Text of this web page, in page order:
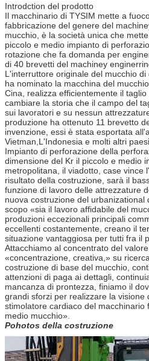
Introdction del prodotto
Il macchinario di TYSIM mette a
fabbricazione del genere del
mucchio, è la società unica che
piccolo e medio impianto di
rotazione che fa domanda per
di 40 brevetti del machiney
L'interruttore originale del mucchio
ha nominato la macchina del
Cina, realizza efficientemente il taglio
cambiare la storia che il campo del
sui lavoratori e su nessun
produzione ha ottenuto 11 brevetto
invenzione, essi è stata esportata
Vietman,L'Indonesia e molti altri paesi.
Impianto di perforazione della
dimensione del Kr il piccolo e medio
metropolitana, il viadotto, case vince
risultato della costruzione, sarà il
funzione di lavoro delle attrezzature
nuova costruzione del urbanizational
scopo «sia il lavoro affidabile del
produzioni eccezionali principali
eccellenti costantemente, creano il
situazione vantaggiosa per tutti fra il
Attacchiamo al concentrato del
«concentrazione, creativa,» su
costruzione di base del mucchio,
attenzioni di paga ai dettagli,
mancanza di prontezza, finiamo il
grandi sforzi per realizzare la visione
stimolatore cardiaco del macchinario
medio mucchio».
Pohotos della costruzione